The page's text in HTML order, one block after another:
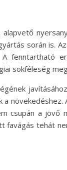
során is.
fenntartható
sokféleség
növekedéshez.
csupán a jövő
favágás tehát